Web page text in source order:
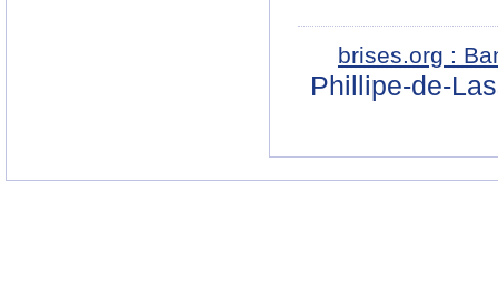
brises.org :
Phillipe-de-